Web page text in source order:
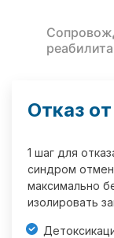
Отказ
1 шаг для
синдром
максимально
изолировать